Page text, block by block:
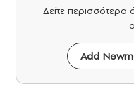
Δείτε
Add